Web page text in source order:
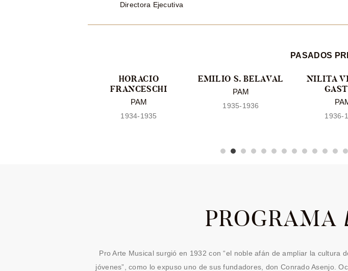
Directora Ejecutiva
PASADOS
HORACIO
FRANCESCHI
PAM
1934-1935
EMILIO S. BELAVAL
PAM
1935-1936
NILITA
1936-
PROGRAMA
Pro Arte Musical surgió en 1932 con “el noble afán de ampliar la
jóvenes”, como lo expuso uno de sus fundadores, don Conrado Asenjo.